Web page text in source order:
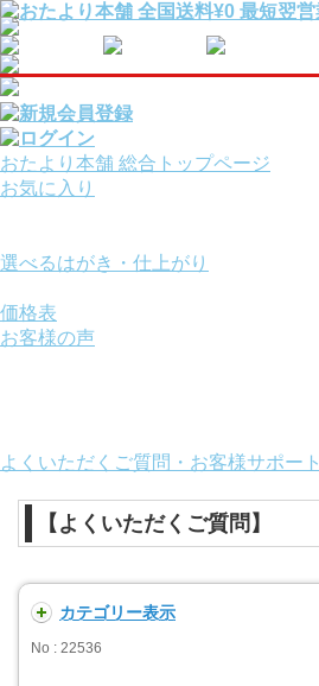
おたより本舗 総合トップページ
お気に入り
選べるはがき・仕上がり
価格表
お客様の声
よくいただくご質問・お客様サポート
【よくいただくご質問】
カテゴリー表示
No : 22536